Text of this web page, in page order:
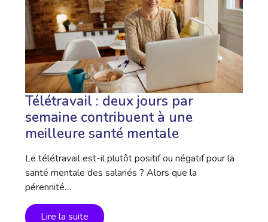
Télétravail : deux jours par
semaine contribuent à une
meilleure santé mentale
Le télétravail est-il plutôt positif ou négatif pour la
santé mentale des salariés ? Alors que la
pérennité…
Lire la suite